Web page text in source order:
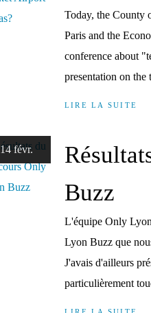
Today, the County
Paris and the
conference about
presentation on
LIRE LA SUITE
14 févr.
Buzz
L'équipe Only
Lyon Buzz que
J'avais d'ailleurs
particulièrement